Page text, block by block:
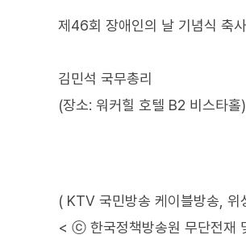
제46회 장애인의 날 기념식 축사
김민석 국무총리
(장소: 워커힐 호텔 B2 비스타홀)
( KTV 국민방송 케이블방송, 위
< ⓒ 한국정책방송원 무단전재